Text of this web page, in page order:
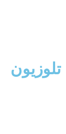
تلوزیون